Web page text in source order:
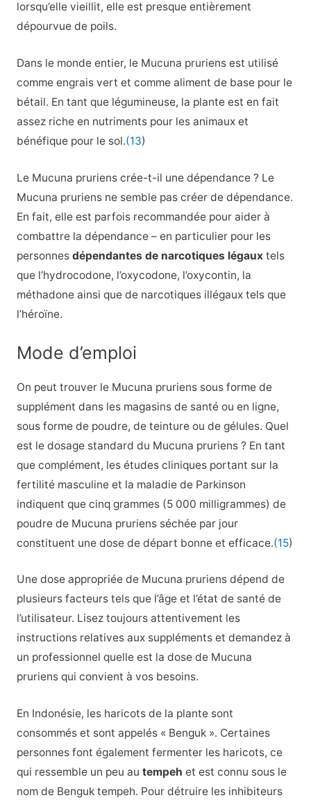
lorsqu’elle vieillit, elle est presque entièrement
dépourvue de poils.
Dans le monde entier, le Mucuna pruriens est utilisé
comme engrais vert et comme aliment de base pour le
bétail. En tant que légumineuse, la plante est en fait
assez riche en nutriments pour les animaux et
bénéfique pour le sol.(13)
Le Mucuna pruriens crée-t-il une dépendance ? Le
Mucuna pruriens ne semble pas créer de dépendance.
En fait, elle est parfois recommandée pour aider à
combattre la dépendance – en particulier pour les
personnes dépendantes de narcotiques légauxtels
que l’hydrocodone, l’oxycodone, l’oxycontin, la
méthadone ainsi que de narcotiques illégaux tels que
l’héroïne.
Mode d’emploi
On peut trouver le Mucuna pruriens sous forme de
supplément dans les magasins de santé ou en ligne,
sous forme de poudre, de teinture ou de gélules. Quel
est le dosage standard du Mucuna pruriens ? En tant
que complément, les études cliniques portant sur la
fertilité masculine et la maladie de Parkinson
indiquent que cinq grammes (5 000 milligrammes) de
poudre de Mucuna pruriens séchée par jour
constituent une dose de départ bonne et efficace.(15)
Une dose appropriée de Mucuna pruriens dépend de
plusieurs facteurs tels que l’âge et l’état de santé de
l’utilisateur. Lisez toujours attentivement les
instructions relatives aux suppléments et demandez à
un professionnel quelle est la dose de Mucuna
pruriens qui convient à vos besoins.
En Indonésie, les haricots de la plante sont
consommés et sont appelés « Benguk ». Certaines
personnes font également fermenter les haricots, ce
qui ressemble un peu au tempeh et est connu sous le
nom de Benguk tempeh. Pour détruire les inhibiteurs